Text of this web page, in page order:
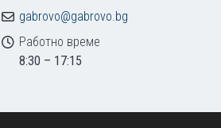
gabrovo@gabrovo.bg
Работно време
8:30 – 17:15